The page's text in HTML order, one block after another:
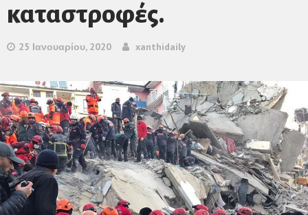
καταστροφές.
25 Ιανουαρίου, 2020 xanthidaily